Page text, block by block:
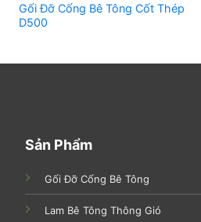
Gối Đỡ Cống Bê Tông Cốt Thép
D500
Sản Phẩm
Gối Đỡ Cống Bê Tông
Lam Bê Tông Thông Gió